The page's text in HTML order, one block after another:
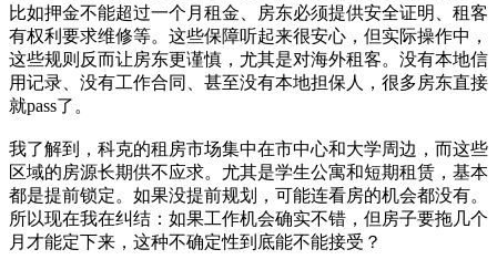
比如押金不能超过一个月租金、房东必须提供安全证明、租客
有权利要求维修等。这些保障听起来很安心，但实际操作中，
这些规则反而让房东更谨慎，尤其是对海外租客。没有本地信
用记录、没有工作合同、甚至没有本地担保人，很多房东直接
就pass了。
我了解到，科克的租房市场集中在市中心和大学周边，而这些
区域的房源长期供不应求。尤其是学生公寓和短期租赁，基本
都是提前锁定。如果没提前规划，可能连看房的机会都没有。
所以现在我在纠结：如果工作机会确实不错，但房子要拖几个
月才能定下来，这种不确定性到底能不能接受？